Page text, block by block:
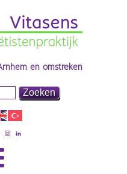
en omstreken